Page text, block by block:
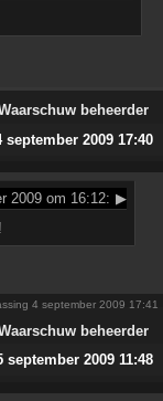
september 2009 17:40
2009 om 16:12: ▶
4 september 2009 17:41
september 2009 11:48